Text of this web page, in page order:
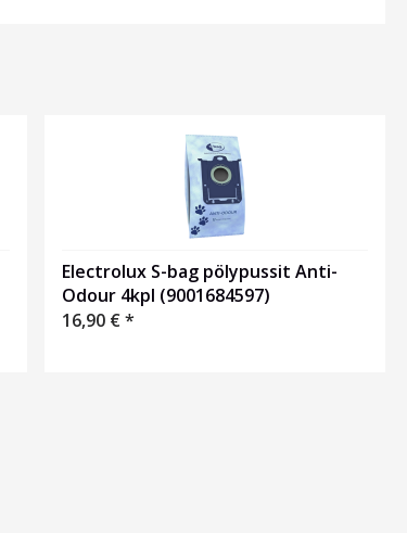
Electrolux S-bag pölypussit Anti-
Odour 4kpl (9001684597)
16,90 €*